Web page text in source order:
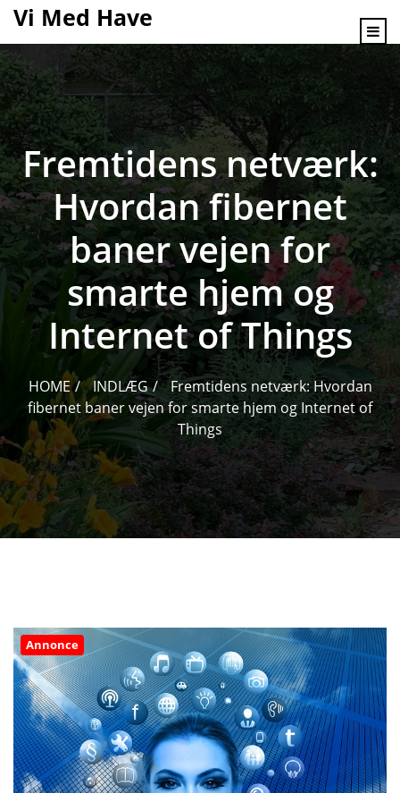
content
Vi Med Have
Fremtidens netværk:
Hvordan fibernet
baner vejen for
smarte hjem og
Internet of Things
HOME INDLÆG
Fremtidens netværk: Hvordan
fibernet baner vejen for smarte hjem og Internet of
Things
Annonce